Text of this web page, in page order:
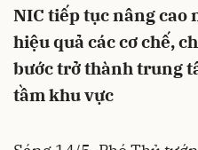
NIC tiếp tục nâng
hiệu quả các cơ chế,
bước trở thành trung
tầm khu vực